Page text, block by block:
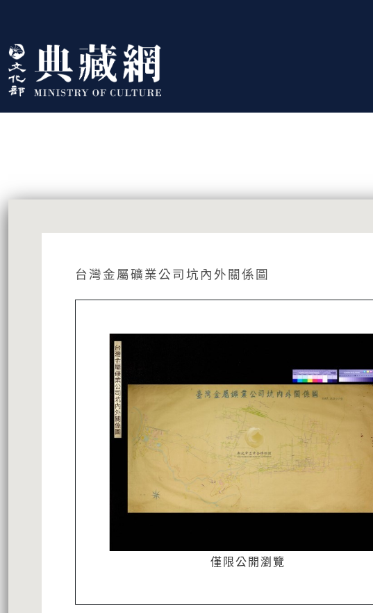
:::
台灣金屬礦業公司坑內外關係圖
僅限公開瀏覽